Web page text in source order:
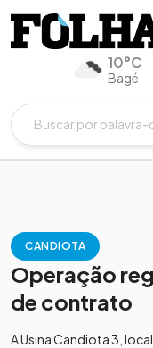
10°C
Bagé
CANDIOTA
Operação
de contrato
A Usina Candiota 3,